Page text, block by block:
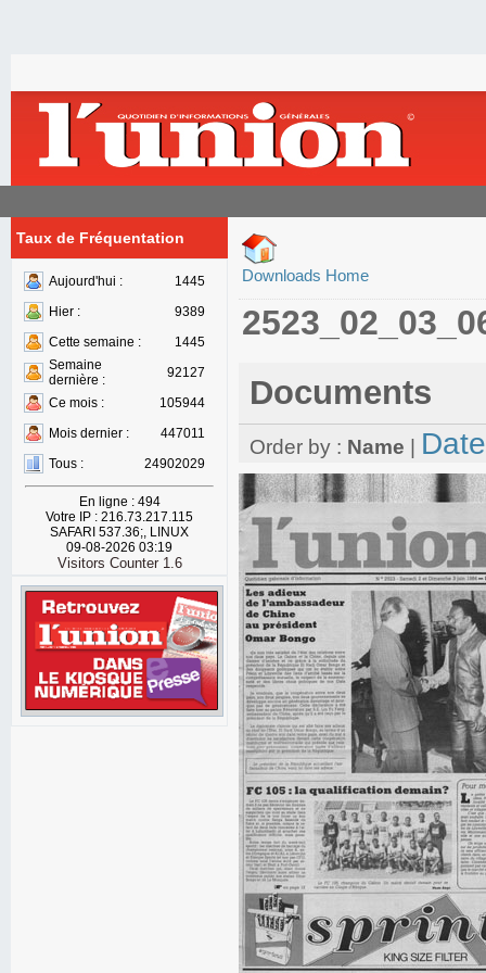
Taux de Fréquentation
Aujourd'hui :
1445
Hier :
9389
Cette semaine :
1445
Semaine
dernière :
92127
Ce mois :
105944
Mois dernier :
447011
Tous :
24902029
En ligne : 494
Votre IP : 216.73.217.115
SAFARI 537.36;, LINUX
09-08-2026 03:19
Visitors Counter 1.6
Downloads Home
Documents
Order by : Name Date